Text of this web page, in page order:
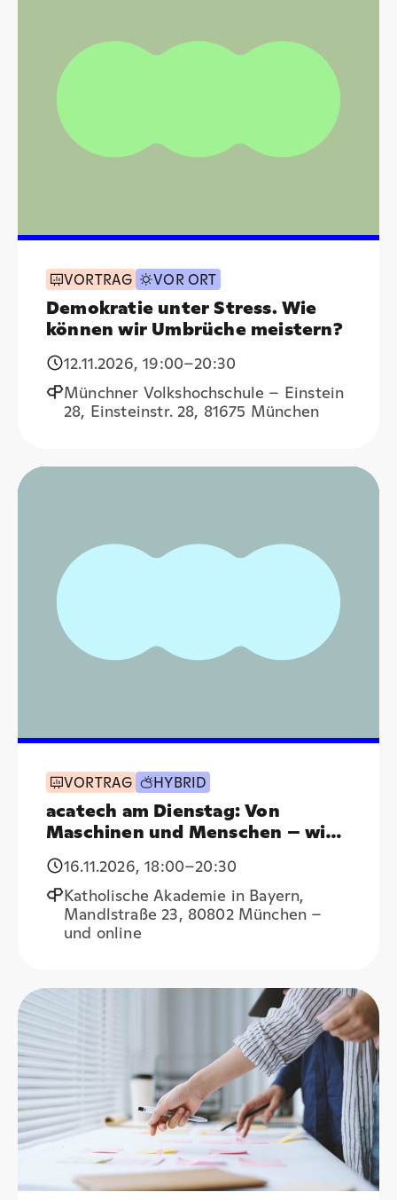
VORTRAG VOR ORT
Demokratie unter Stress. Wie
können wir Umbrüche meistern?
12.11.2026,19:00–20:30
Münchner Volkshochschule – Einstein
28, Einsteinstr. 28, 81675 München
VORTRAG HYBRID
acatech am Dienstag: Von
Maschinen und Menschen – wie
KI und Robotik Medizin und
Pflege verändern
16.11.2026,18:00–20:30
Katholische Akademie in Bayern,
Mandlstraße 23, 80802 München –
und online